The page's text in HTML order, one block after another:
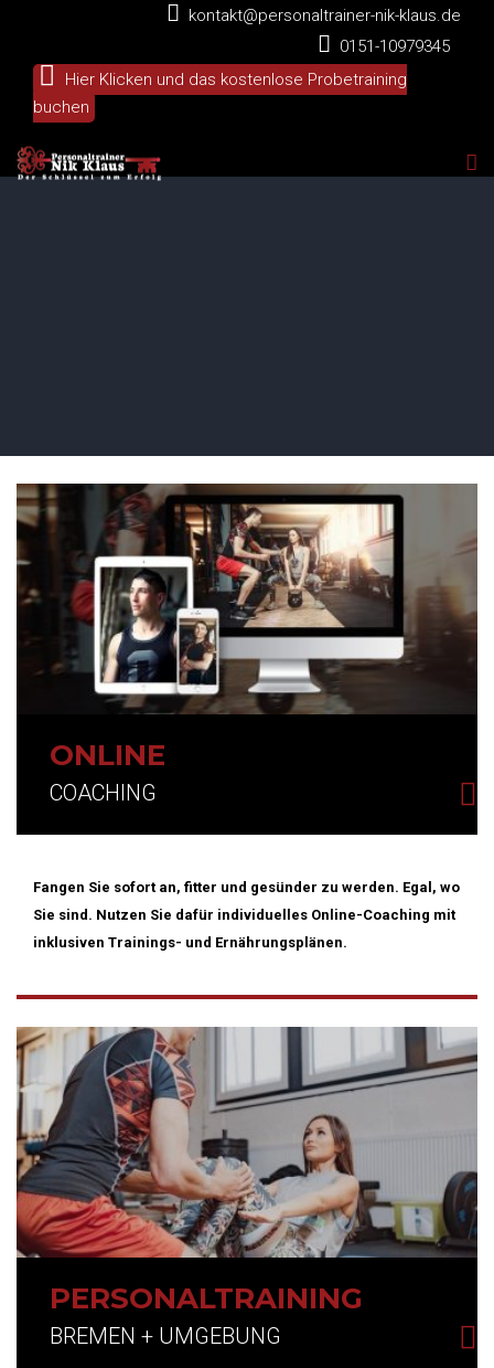
kontakt@personaltrainer-nik-klaus.de
0151-10979345
Hier Klicken und das kostenlose Probetraining
buchen
ONLINE
COACHING
Fangen Sie sofort an, fitter und gesünder zu werden. Egal, wo
Sie sind. Nutzen Sie dafür individuelles Online-Coaching mit
inklusiven Trainings- und Ernährungsplänen.
PERSONALTRAINING
BREMEN + UMGEBUNG